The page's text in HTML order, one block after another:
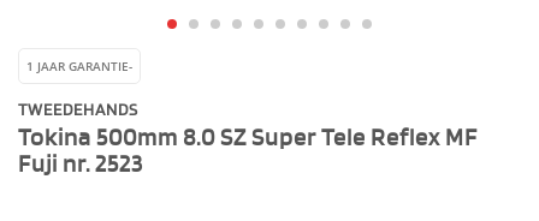
1 JAAR GARANTIE-
TWEEDEHANDS
Tokina 500mm 8.0 SZ Super Tele Reflex MF
Fuji nr. 2523